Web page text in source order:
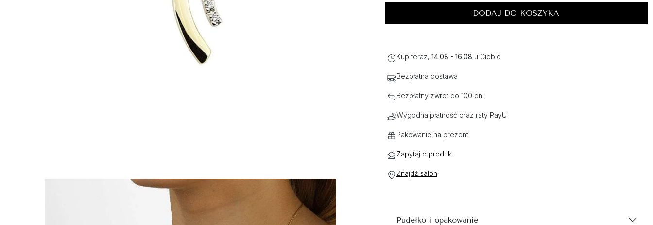
DODAJ DO KOSZYKA
Kup teraz, 14.08 - 16.08 u Ciebie
Bezpłatna dostawa
Bezpłatny zwrot do 100 dni
Wygodna płatność oraz raty PayU
Pakowanie na prezent
Zapytaj o produkt
Znajdź salon
Pudełko i opakowanie